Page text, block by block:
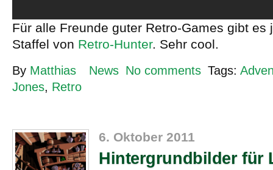
Für alle Freunde guter Retro-Games gibt es
Staffel von Retro-Hunter. Sehr cool.
By Matthias News No comments Tags:
Jones, Retro
6. Oktober 2011
Hintergrundbilder für